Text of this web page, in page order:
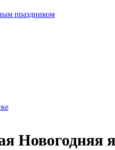
праздником
Новогодняя